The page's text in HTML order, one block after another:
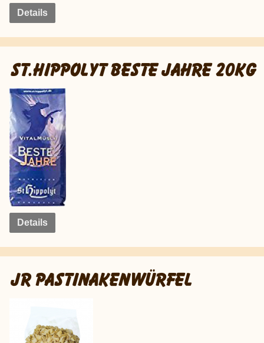
Details
ST.HIPPOLYT BESTE JAHRE 20KG
Details
JR PASTINAKENWÜRFEL